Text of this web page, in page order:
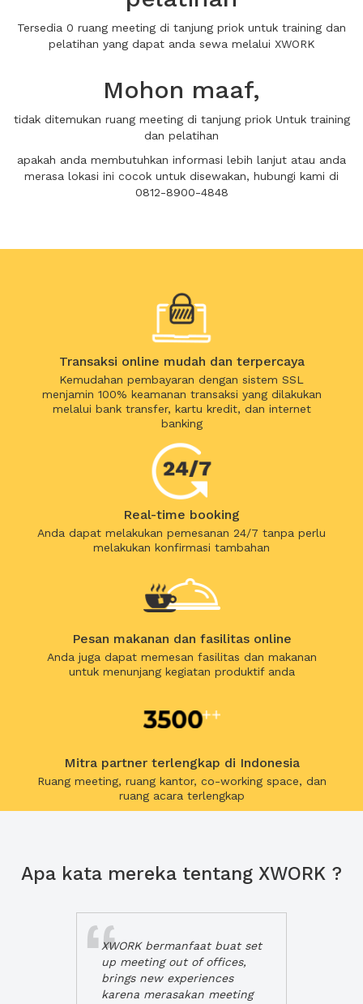
Tersedia 0 ruang meeting di tanjung priok untuk training dan
pelatihan yang dapat anda sewa melalui XWORK
Mohon maaf,
tidak ditemukan ruang meeting di tanjung priok Untuk training
dan pelatihan
apakah anda membutuhkan informasi lebih lanjut atau anda
merasa lokasi ini cocok untuk disewakan, hubungi kami di
0812-8900-4848
Transaksi online mudah dan terpercaya
Kemudahan pembayaran dengan sistem SSL
menjamin 100% keamanan transaksi yang dilakukan
melalui bank transfer, kartu kredit, dan internet
banking
Real-time booking
Anda dapat melakukan pemesanan 24/7 tanpa perlu
melakukan konfirmasi tambahan
Pesan makanan dan fasilitas online
Anda juga dapat memesan fasilitas dan makanan
untuk menunjang kegiatan produktif anda
Mitra partner terlengkap di Indonesia
Ruang meeting, ruang kantor, co-working space, dan
ruang acara terlengkap
Apa kata mereka tentang XWORK ?
XWORK bermanfaat buat set
up meeting out of offices,
brings new experiences
karena merasakan meeting